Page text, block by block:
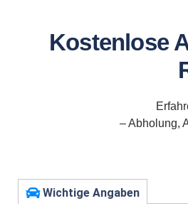
Kostenlose
– Abholung,
Wichtige Angaben